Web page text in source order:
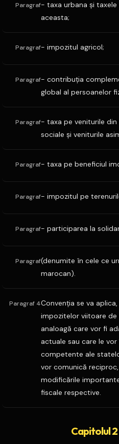
Paragraf- taxa urbana şi
aceasta;
Paragraf- impozitul agricol;
Paragraf- contribuţia
global al persoanelor
Paragraf- taxa pe veniturile din
sociale şi veniturile
Paragraf- taxa pe beneficiul
Paragraf- impozitul pe
Paragraf- participarea la
Paragraf(denumite în cele ce
marocan).
Paragraf 4Convenţia se va
impozitelor viitoare de
analoagă care vor fi
actuale sau care le
competente ale
vor comunică
modificările
fiscale respective.
Capitolul 2